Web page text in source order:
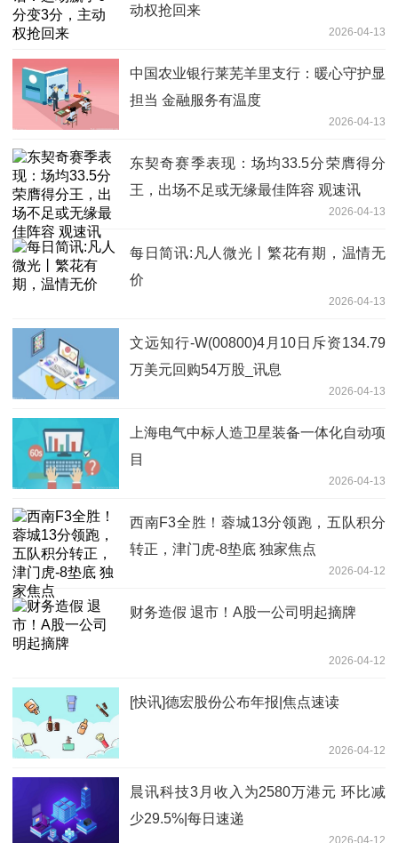
动权抢回来
2026-04-13
中国农业银行莱芜羊里支行：暖心守护显
担当 金融服务有温度
2026-04-13
东契奇赛季表现：场均33.5分荣膺得分
王，出场不足或无缘最佳阵容 观速讯
2026-04-13
每日简讯:凡人微光丨繁花有期，温情无
价
2026-04-13
文远知行-W(00800)4月10日斥资134.79
万美元回购54万股_讯息
2026-04-13
上海电气中标人造卫星装备一体化自动项
目
2026-04-13
西南F3全胜！蓉城13分领跑，五队积分
转正，津门虎-8垫底 独家焦点
2026-04-12
财务造假 退市！A股一公司明起摘牌
2026-04-12
[快讯]德宏股份公布年报|焦点速读
2026-04-12
晨讯科技3月收入为2580万港元 环比减
少29.5%|每日速递